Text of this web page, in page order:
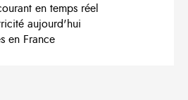
en temps réel
aujourd'hui
en France